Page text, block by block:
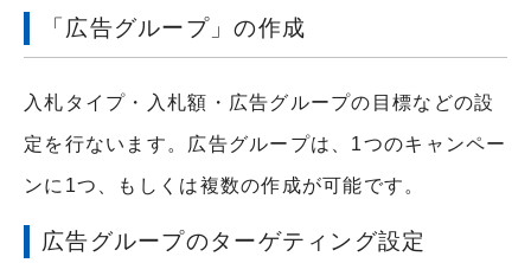
「広告グループ」の作成
入札タイプ・入札額・広告グループの目標などの設
定を行ないます。広告グループは、1つのキャンペー
ンに1つ、もしくは複数の作成が可能です。
広告グループのターゲティング設定